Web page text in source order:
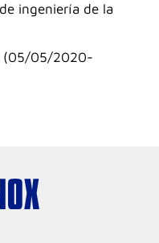
ingeniería de la
(05/05/2020-